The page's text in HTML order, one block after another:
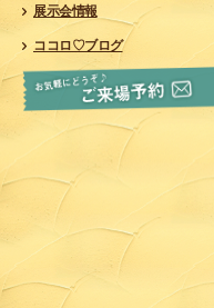
展示会情報
ココロ♡ブログ